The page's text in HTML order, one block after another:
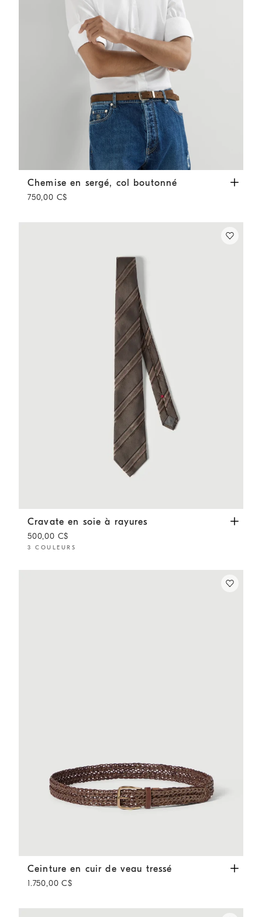
Chemise en sergé, col boutonné Blanc
Chemise en sergé, col boutonné
750,00 C$
Cravate en soie à rayures Noisette
Cravate en soie à rayures
500,00 C$
3 COULEURS
Ceinture en cuir de veau tressé Tabac
Ceinture en cuir de veau tressé
1.750,00 C$